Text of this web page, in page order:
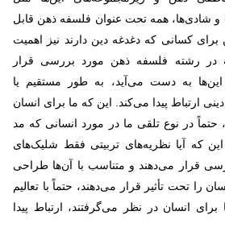
و شادی‌ها، همه تحت عنوان فلسفه ذهن قابل
کسانی که دغدغه دین دارند نیز اهمیت
در رشته فلسفه ذهن مورد بررسی قرار
به دست می‌آید، به طور مستقیم یا
ارتباط پیدا می‌کند. این که ما برای انسان
در نوع تلقی ما در مورد انسانی که مد
که آیا نظریه‌های تربیتی فقط شلیک‌های
قرار می‌دهند و متناسب با آن‌ها طراحی
را تحت تأثیر قرار می‌دهند، حتماً با تعالیم
برای انسان در نظر می‌گرفتند، ارتباط پیدا